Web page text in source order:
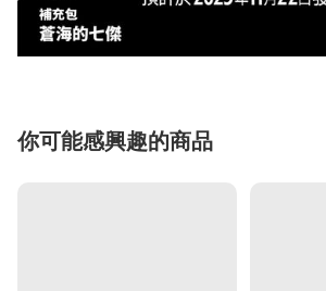
你可能感興趣的商品